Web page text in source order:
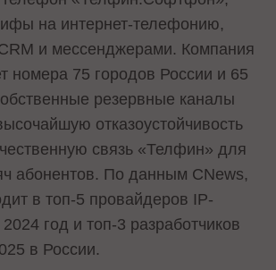
на интернет-телефонию,
и мессенджерами. Компания
номера 75 городов России и 65
резервные каналы
отказоустойчивость
связь «Телфин» для
абонентов. По данным CNews,
в топ-5 провайдеров IP-
год и топ-3 разработчиков
в России.